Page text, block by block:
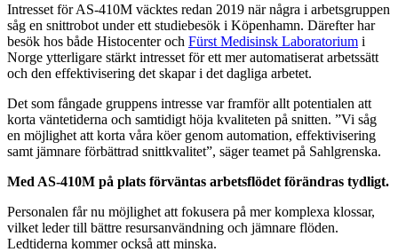
Intresset för AS-410M väcktes redan 2019 när några i arbetsgruppen
såg en snittrobot under ett studiebesök i Köpenhamn. Därefter har
besök hos både Histocenter och Fürst Medisinsk Laboratorium i
Norge ytterligare stärkt intresset för ett mer automatiserat arbetssätt
och den effektivisering det skapar i det dagliga arbetet.
Det som fångade gruppens intresse var framför allt potentialen att
korta väntetiderna och samtidigt höja kvaliteten på snitten. ”Vi såg
en möjlighet att korta våra köer genom automation, effektivisering
samt jämnare förbättrad snittkvalitet”, säger teamet på Sahlgrenska.
Med AS-410M på plats förväntas arbetsflödet förändras tydligt.
Personalen får nu möjlighet att fokusera på mer komplexa klossar,
vilket leder till bättre resursanvändning och jämnare flöden.
Ledtiderna kommer också att minska.